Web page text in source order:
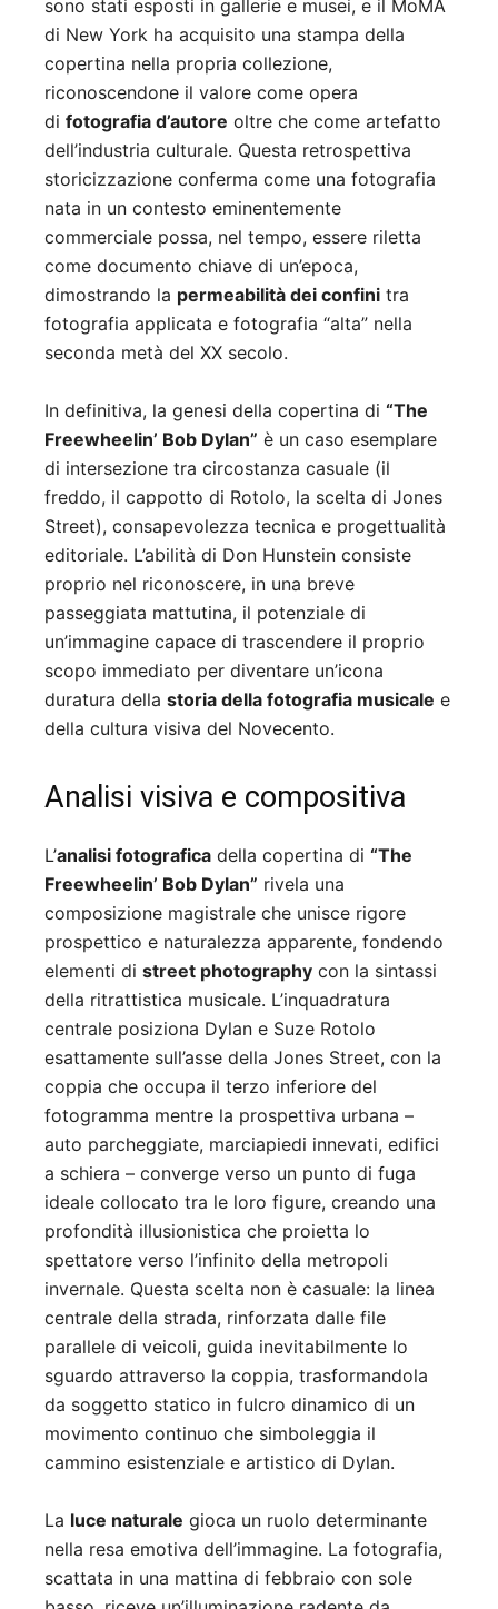
sono stati esposti in gallerie e musei, e il MoMA
di New York ha acquisito una stampa della
copertina nella propria collezione,
riconoscendone il valore come opera
di fotografia d’autore oltre che come artefatto
dell’industria culturale. Questa retrospettiva
storicizzazione conferma come una fotografia
nata in un contesto eminentemente
commerciale possa, nel tempo, essere riletta
come documento chiave di un’epoca,
dimostrando la permeabilità dei confini tra
fotografia applicata e fotografia “alta” nella
seconda metà del XX secolo.
In definitiva, la genesi della copertina di “The
Freewheelin’ Bob Dylan” è un caso esemplare
di intersezione tra circostanza casuale (il
freddo, il cappotto di Rotolo, la scelta di Jones
Street), consapevolezza tecnica e progettualità
editoriale. L’abilità di Don Hunstein consiste
proprio nel riconoscere, in una breve
passeggiata mattutina, il potenziale di
un’immagine capace di trascendere il proprio
scopo immediato per diventare un’icona
duratura della storia della fotografia musicale e
della cultura visiva del Novecento.
Analisi visiva e compositiva
L’analisi fotografica della copertina di “The
Freewheelin’ Bob Dylan” rivela una
composizione magistrale che unisce rigore
prospettico e naturalezza apparente, fondendo
elementi di street photography con la sintassi
della ritrattistica musicale. L’inquadratura
centrale posiziona Dylan e Suze Rotolo
esattamente sull’asse della Jones Street, con la
coppia che occupa il terzo inferiore del
fotogramma mentre la prospettiva urbana –
auto parcheggiate, marciapiedi innevati, edifici
a schiera – converge verso un punto di fuga
ideale collocato tra le loro figure, creando una
profondità illusionistica che proietta lo
spettatore verso l’infinito della metropoli
invernale. Questa scelta non è casuale: la linea
centrale della strada, rinforzata dalle file
parallele di veicoli, guida inevitabilmente lo
sguardo attraverso la coppia, trasformandola
da soggetto statico in fulcro dinamico di un
movimento continuo che simboleggia il
cammino esistenziale e artistico di Dylan.
La luce naturale gioca un ruolo determinante
nella resa emotiva dell’immagine. La fotografia,
scattata in una mattina di febbraio con sole